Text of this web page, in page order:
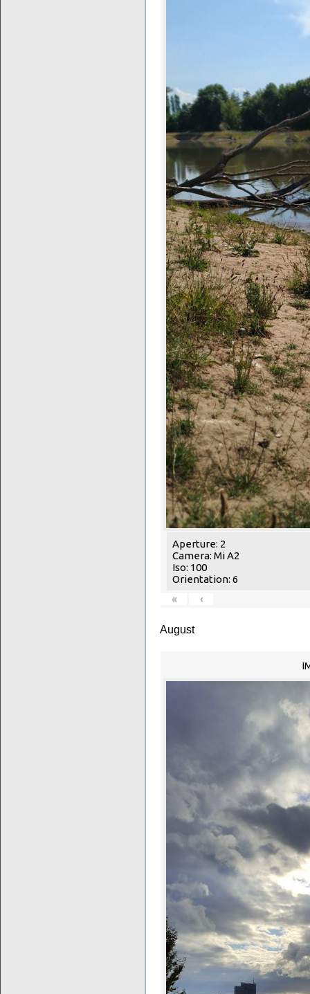
Aperture: 2
Camera: Mi A2
Iso: 100
Orientation: 6
«
‹
August